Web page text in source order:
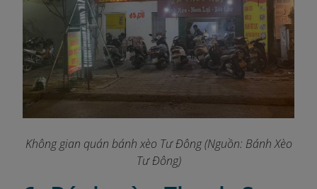
Không gian quán bánh xèo Tư Đông (Nguồn: Bánh Xèo
Tư Đông)